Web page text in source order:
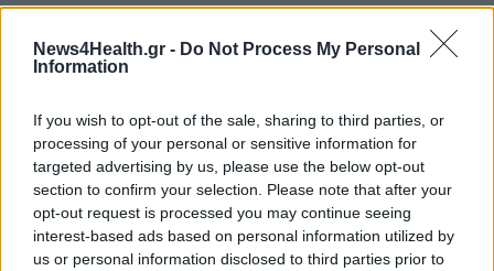
News4Health.gr - Do Not Process My Personal
Information
If you wish to opt-out of the sale, sharing to third parties, or
processing of your personal or sensitive information for
targeted advertising by us, please use the below opt-out
section to confirm your selection. Please note that after your
opt-out request is processed you may continue seeing
interest-based ads based on personal information utilized by
us or personal information disclosed to third parties prior to
Η σημασία της ομάδας φροντίδας
προσέγγιση. Καμία ειδικότητα μόνη της δεν μπορεί να
καλύψει όλες τις ανάγκες του ασθενούς», αναφέρουν
επαγγελματίες υγείας. «Η συνεργασία μεταξύ γιατρών,
θεραπευτών και οικογένειας είναι καθοριστική.
Η ομάδα μπορεί να περιλαμβάνει: